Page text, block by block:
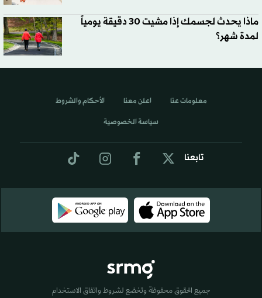
ماذا يحدث لجسمك إذا مشيت 30 دقيقة يومياً
لمدة شهر؟
تابعنا
معلومات عنا اعلن معنا الأحكام والشروط
سياسة الخصوصية
جميع الحقوق محفوظة وتخضع لشروط واتفاق الاستخدام